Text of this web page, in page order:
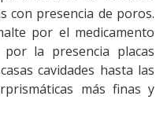
con presencia de poros.
por el medicamento
la presencia placas
cavidades hasta las
más finas y